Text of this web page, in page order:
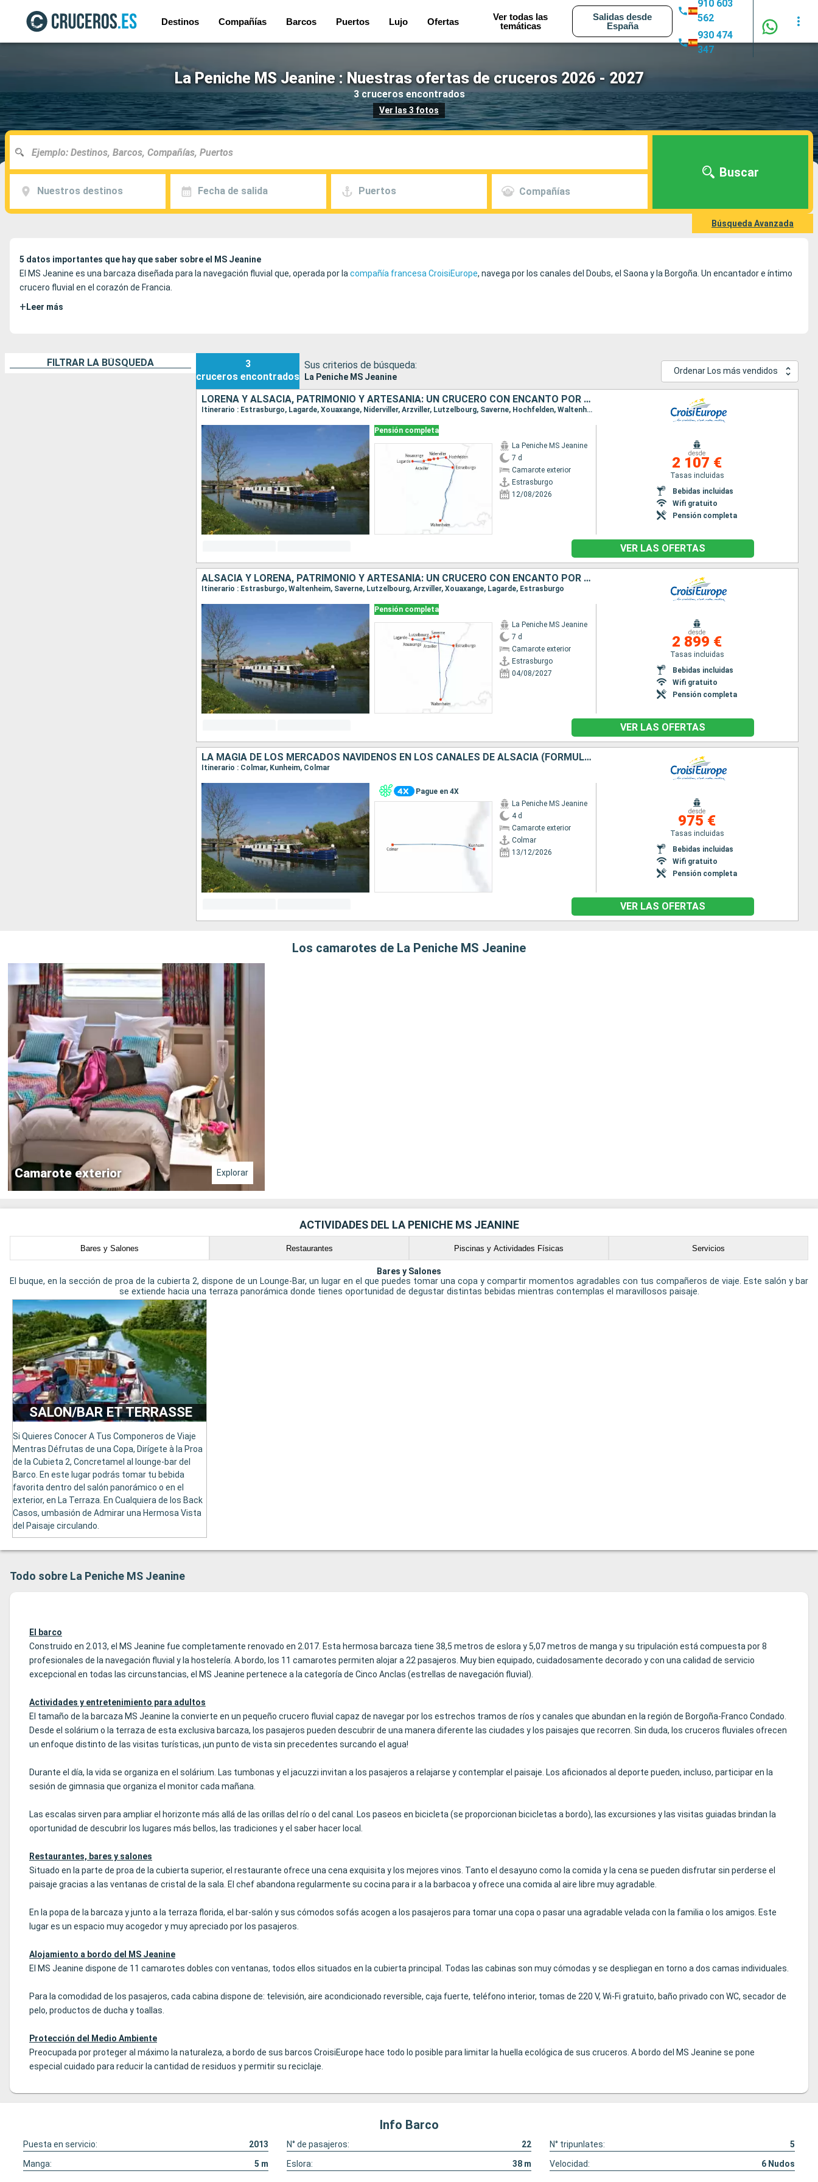
Destinos Compañías Barcos Puertos Lujo Ofertas
Ver todas las
temáticas
Salidas desde
España
910 603
562
930 474
347
La Peniche MS Jeanine : Nuestras ofertas de cruceros 2026 - 2027
3 cruceros encontrados
Ver las 3 fotos
Nuestros destinos Fecha de salida Puertos Compañías
Buscar
Búsqueda Avanzada
5 datos importantes que hay que saber sobre el MS Jeanine
El MS Jeanine es una barcaza diseñada para la navegación fluvial que, operada por la compañía francesa CroisiEurope, navega por los canales del Doubs, el Saona y la Borgoña. Un encantador e íntimo
crucero fluvial en el corazón de Francia.
+ Leer más
FILTRAR LA BÚSQUEDA
3
cruceros encontrados
Sus criterios de búsqueda:
La Peniche MS Jeanine
Ordenar Los más vendidos
LORENA Y ALSACIA, PATRIMONIO Y ARTESANÍA: UN CRUCERO CON ENCANTO POR EL CANAL MARNE-RIN (FORMULA PUERTO/PUERTO)
Itinerario : Estrasburgo, Lagarde, Xouaxange, Niderviller, Arzviller, Lutzelbourg, Saverne, Hochfelden, Waltenheim, Estrasburgo
Pensión completa
La Peniche MS Jeanine
7 d
Camarote exterior
Estrasburgo
12/08/2026
desde
2 107 €
Tasas incluidas
Bebidas incluidas
Wifi gratuito
Pensión completa
VER LAS OFERTAS
ALSACIA Y LORENA, PATRIMONIO Y ARTESANÍA: UN CRUCERO CON ENCANTO POR EL CANAL MARNE-RIN (FORMULA PUERTO/PUERTO)
Itinerario : Estrasburgo, Waltenheim, Saverne, Lutzelbourg, Arzviller, Xouaxange, Lagarde, Estrasburgo
Pensión completa
La Peniche MS Jeanine
7 d
Camarote exterior
Estrasburgo
04/08/2027
desde
2 899 €
Tasas incluidas
Bebidas incluidas
Wifi gratuito
Pensión completa
VER LAS OFERTAS
LA MAGIA DE LOS MERCADOS NAVIDEÑOS EN LOS CANALES DE ALSACIA (FORMULA PUERTO/PUERTO)
Itinerario : Colmar, Kunheim, Colmar
Pague en 4X
La Peniche MS Jeanine
4 d
Camarote exterior
Colmar
13/12/2026
desde
975 €
Tasas incluidas
Bebidas incluidas
Wifi gratuito
Pensión completa
VER LAS OFERTAS
Los camarotes de La Peniche MS Jeanine
Camarote exterior Explorar
ACTIVIDADES DEL LA PENICHE MS JEANINE
Bares y Salones Restaurantes Piscinas y Actividades Físicas Servicios
Bares y Salones
El buque, en la sección de proa de la cubierta 2, dispone de un Lounge-Bar, un lugar en el que puedes tomar una copa y compartir momentos agradables con tus compañeros de viaje. Este salón y bar
se extiende hacia una terraza panorámica donde tienes oportunidad de degustar distintas bebidas mientras contemplas el maravillosos paisaje.
SALON/BAR ET TERRASSE
Si Quieres Conocer A Tus Componeros de Viaje
Mentras Défrutas de una Copa, Dirígete à la Proa
de la Cubieta 2, Concretamel al lounge-bar del
Barco. En este lugar podrás tomar tu bebida
favorita dentro del salón panorámico o en el
exterior, en La Terraza. En Cualquiera de los Back
Casos, umbasión de Admirar una Hermosa Vista
del Paisaje circulando.
Todo sobre La Peniche MS Jeanine
El barco
Construido en 2.013, el MS Jeanine fue completamente renovado en 2.017. Esta hermosa barcaza tiene 38,5 metros de eslora y 5,07 metros de manga y su tripulación está compuesta por 8
profesionales de la navegación fluvial y la hostelería. A bordo, los 11 camarotes permiten alojar a 22 pasajeros. Muy bien equipado, cuidadosamente decorado y con una calidad de servicio
excepcional en todas las circunstancias, el MS Jeanine pertenece a la categoría de Cinco Anclas (estrellas de navegación fluvial).
Actividades y entretenimiento para adultos
El tamaño de la barcaza MS Jeanine la convierte en un pequeño crucero fluvial capaz de navegar por los estrechos tramos de ríos y canales que abundan en la región de Borgoña-Franco Condado.
Desde el solárium o la terraza de esta exclusiva barcaza, los pasajeros pueden descubrir de una manera diferente las ciudades y los paisajes que recorren. Sin duda, los cruceros fluviales ofrecen
un enfoque distinto de las visitas turísticas, ¡un punto de vista sin precedentes surcando el agua!
Durante el día, la vida se organiza en el solárium. Las tumbonas y el jacuzzi invitan a los pasajeros a relajarse y contemplar el paisaje. Los aficionados al deporte pueden, incluso, participar en la
sesión de gimnasia que organiza el monitor cada mañana.
Las escalas sirven para ampliar el horizonte más allá de las orillas del río o del canal. Los paseos en bicicleta (se proporcionan bicicletas a bordo), las excursiones y las visitas guiadas brindan la
oportunidad de descubrir los lugares más bellos, las tradiciones y el saber hacer local.
Restaurantes, bares y salones
Situado en la parte de proa de la cubierta superior, el restaurante ofrece una cena exquisita y los mejores vinos. Tanto el desayuno como la comida y la cena se pueden disfrutar sin perderse el
paisaje gracias a las ventanas de cristal de la sala. El chef abandona regularmente su cocina para ir a la barbacoa y ofrece una comida al aire libre muy agradable.
En la popa de la barcaza y junto a la terraza florida, el bar-salón y sus cómodos sofás acogen a los pasajeros para tomar una copa o pasar una agradable velada con la familia o los amigos. Este
lugar es un espacio muy acogedor y muy apreciado por los pasajeros.
Alojamiento a bordo del MS Jeanine
El MS Jeanine dispone de 11 camarotes dobles con ventanas, todos ellos situados en la cubierta principal. Todas las cabinas son muy cómodas y se despliegan en torno a dos camas individuales.
Para la comodidad de los pasajeros, cada cabina dispone de: televisión, aire acondicionado reversible, caja fuerte, teléfono interior, tomas de 220 V, Wi-Fi gratuito, baño privado con WC, secador de
pelo, productos de ducha y toallas.
Protección del Medio Ambiente
Preocupada por proteger al máximo la naturaleza, a bordo de sus barcos CroisiEurope hace todo lo posible para limitar la huella ecológica de sus cruceros. A bordo del MS Jeanine se pone
especial cuidado para reducir la cantidad de residuos y permitir su reciclaje.
Info Barco
Puesta en servicio: 2013 N° de pasajeros: 22 N° tripunlates:
5
Manga:
5 m Eslora: 38 m Velocidad: 6 Nudos